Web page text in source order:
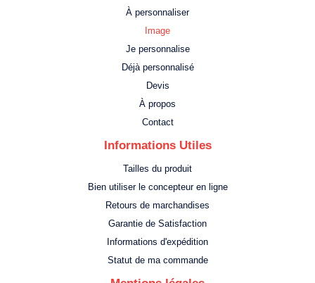
À personnaliser
Image
Je personnalise
Déjà personnalisé
Devis
À propos
Contact
Informations Utiles
Tailles du produit
Bien utiliser le concepteur en ligne
Retours de marchandises
Garantie de Satisfaction
Informations d'expédition
Statut de ma commande